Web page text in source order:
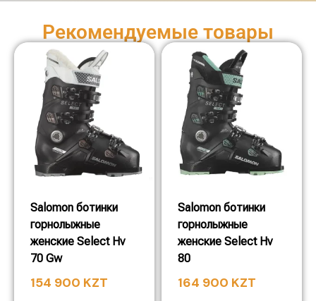
Рекомендуемые товары
Salomon ботинки
горнолыжные
женские Select Hv
70 Gw
154 900 KZT
Salomon ботинки
горнолыжные
женские Select Hv
80
164 900 KZT